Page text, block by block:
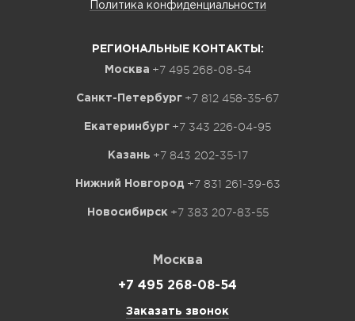
Политика конфиденциальности
РЕГИОНАЛЬНЫЕ КОНТАКТЫ:
Москва +7 495 268-08-54
Санкт-Петербург +7 812 458-35-67
Екатеринбург +7 343 226-04-95
Казань +7 843 202-35-17
Нижний Новгород +7 831 261-39-63
Новосибирск +7 383 207-83-55
Москва
+7 495 268-08-54
Заказать звонок